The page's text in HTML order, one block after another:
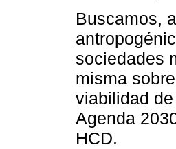
Buscamos,
sociedades
misma
viabilidad
Agenda
HCD.